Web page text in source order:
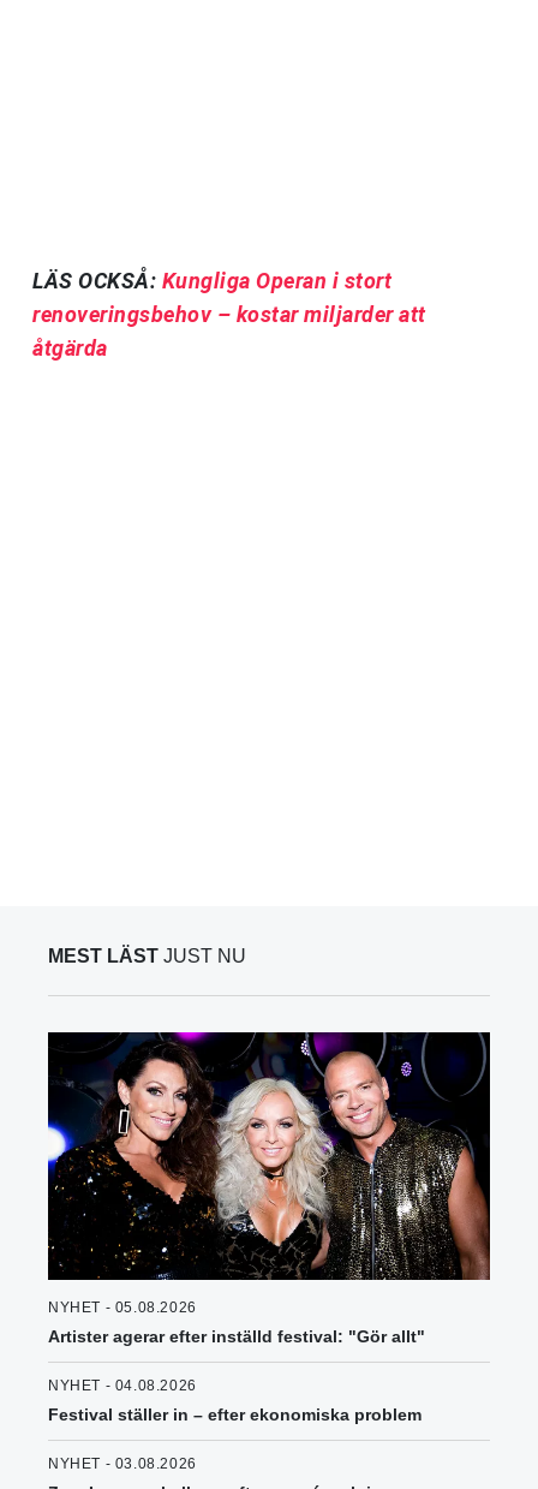
LÄS OCKSÅ: Kungliga Operan i stort
renoveringsbehov – kostar miljarder att
åtgärda
MEST LÄST JUST NU
NYHET - 05.08.2026
Artister agerar efter inställd festival: "Gör allt"
NYHET - 04.08.2026
Festival ställer in – efter ekonomiska problem
NYHET - 03.08.2026